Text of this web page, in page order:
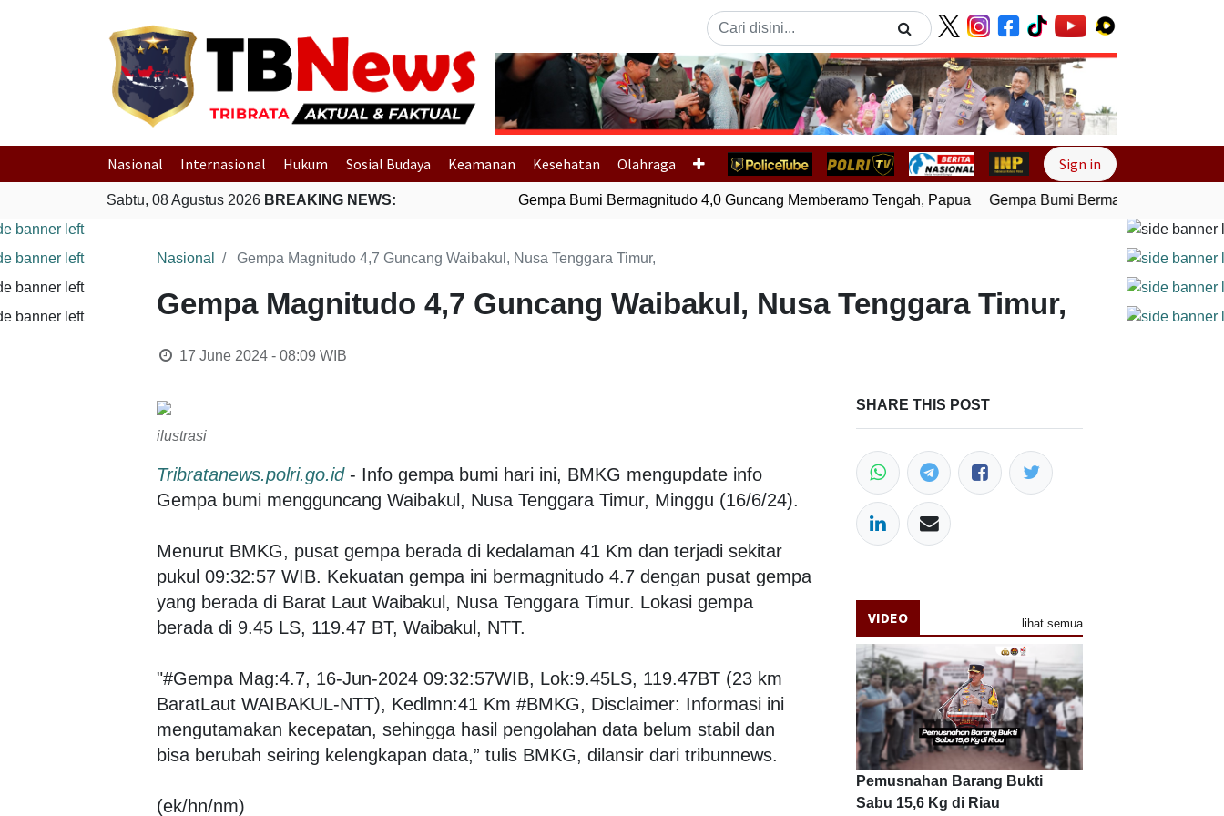
Previous Next
Nasional Internasional Hukum Sosial Budaya Keamanan Kesehatan Olahraga Sign in
Sabtu, 08 Agustus 2026 BREAKING NEWS: Gempa Bumi Bermagnitudo 4,0 Guncang Memberamo Tengah, Papua Gempa Bumi Bermagnitudo 4,0
Nasional Gempa Magnitudo 4,7 Guncang Waibakul, Nusa Tenggara Timur,
Gempa Magnitudo 4,7 Guncang Waibakul, Nusa Tenggara Timur,
17 June 2024 - 08:09 WIB
ilustrasi
Tribratanews.polri.go.id - Info gempa bumi hari ini, BMKG mengupdate info
Gempa bumi mengguncang Waibakul, Nusa Tenggara Timur, Minggu (16/6/24).
Menurut BMKG, pusat gempa berada di kedalaman 41 Km dan terjadi sekitar
pukul 09:32:57 WIB. Kekuatan gempa ini bermagnitudo 4.7 dengan pusat gempa
yang berada di Barat Laut Waibakul, Nusa Tenggara Timur. Lokasi gempa
berada di 9.45 LS, 119.47 BT, Waibakul, NTT.
"#Gempa Mag:4.7, 16-Jun-2024 09:32:57WIB, Lok:9.45LS, 119.47BT (23 km
BaratLaut WAIBAKUL-NTT), Kedlmn:41 Km #BMKG, Disclaimer: Informasi ini
mengutamakan kecepatan, sehingga hasil pengolahan data belum stabil dan
bisa berubah seiring kelengkapan data,” tulis BMKG, dilansir dari tribunnews.
(ek/hn/nm)
SHARE THIS POST
VIDEO lihat semua
Pemusnahan Barang Bukti
Sabu 15,6 Kg di Riau